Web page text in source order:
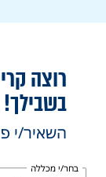
רוצה
בשבילך!
השאיר/י
בחר/י מכללה